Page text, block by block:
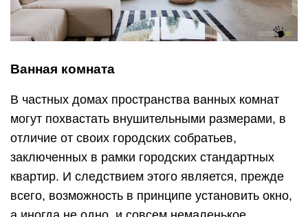
Ванная комната
В частных домах пространства ванных комнат
могут похвастать внушительными размерами, в
отличие от своих городских собратьев,
заключенных в рамки городских стандартных
квартир. И следствием этого является, прежде
всего, возможность в принципе установить окно,